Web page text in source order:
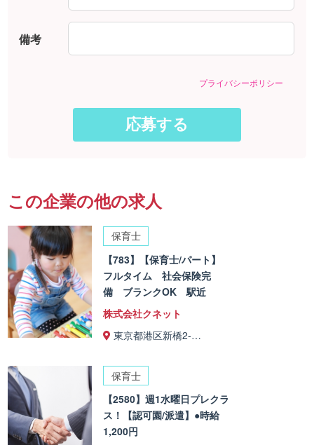
備考
プライバシーポリシー
この企業の他の求人
保育士
【783】【保育士/パート】
フルタイム 社会保険完
備 ブランクOK 駅近
株式会社クネット
東京都港区新橋2-…
保育士
【2580】週1水曜日プレクラ
ス！【認可園/派遣】●時給
1,200円